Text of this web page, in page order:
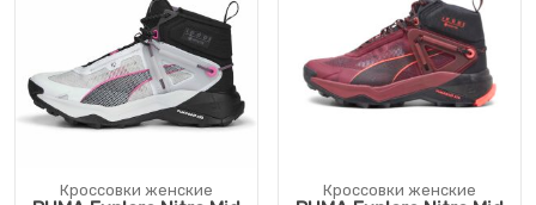
Кроссовки женские Кроссовки женские